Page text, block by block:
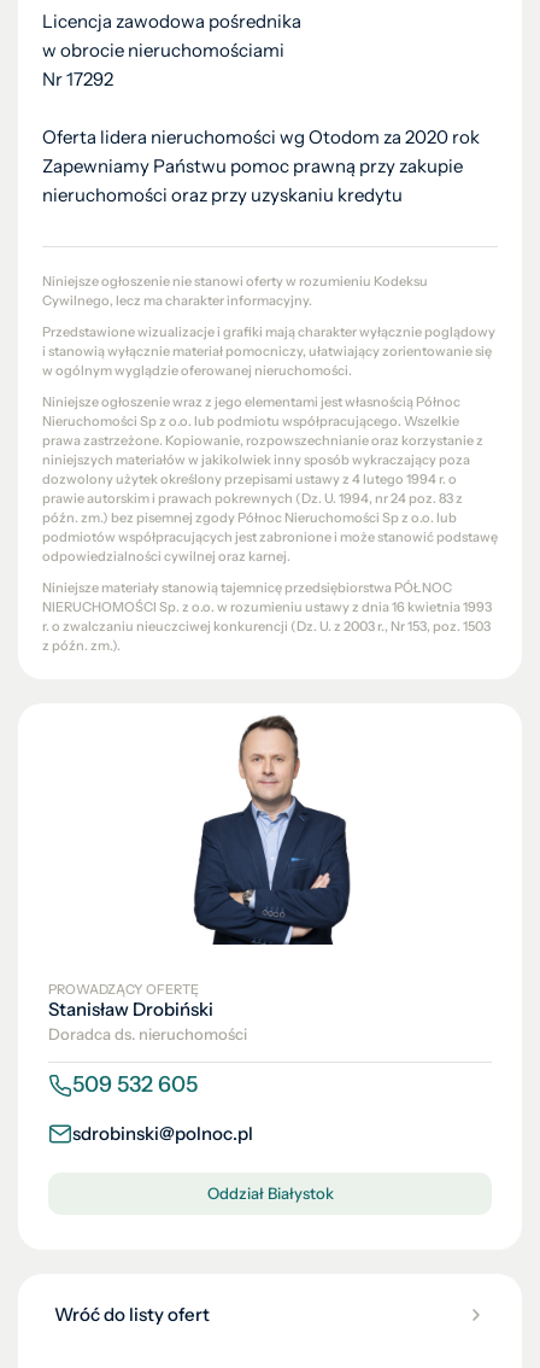
Licencja zawodowa pośrednika
w obrocie nieruchomościami
Nr 17292
Oferta lidera nieruchomości wg Otodom za 2020 rok
Zapewniamy Państwu pomoc prawną przy zakupie
nieruchomości oraz przy uzyskaniu kredytu
Niniejsze ogłoszenie nie stanowi oferty w rozumieniu Kodeksu
Cywilnego, lecz ma charakter informacyjny.
Przedstawione wizualizacje i grafiki mają charakter wyłącznie poglądowy
i stanowią wyłącznie materiał pomocniczy, ułatwiający zorientowanie się
w ogólnym wyglądzie oferowanej nieruchomości.
Niniejsze ogłoszenie wraz z jego elementami jest własnością Północ
Nieruchomości Sp z o.o. lub podmiotu współpracującego. Wszelkie
prawa zastrzeżone. Kopiowanie, rozpowszechnianie oraz korzystanie z
niniejszych materiałów w jakikolwiek inny sposób wykraczający poza
dozwolony użytek określony przepisami ustawy z 4 lutego 1994 r. o
prawie autorskim i prawach pokrewnych (Dz. U. 1994, nr 24 poz. 83 z
późn. zm.) bez pisemnej zgody Północ Nieruchomości Sp z o.o. lub
podmiotów współpracujących jest zabronione i może stanowić podstawę
odpowiedzialności cywilnej oraz karnej.
Niniejsze materiały stanowią tajemnicę przedsiębiorstwa PÓŁNOC
NIERUCHOMOŚCI Sp. z o.o. w rozumieniu ustawy z dnia 16 kwietnia 1993
r. o zwalczaniu nieuczciwej konkurencji (Dz. U. z 2003 r., Nr 153, poz. 1503
z późn. zm.).
PROWADZĄCY OFERTĘ
Stanisław Drobiński
Doradca ds. nieruchomości
509 532 605
sdrobinski@polnoc.pl
Oddział Białystok
Wróć do listy ofert